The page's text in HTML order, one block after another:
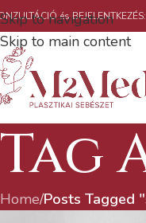
Skip to navigation
Skip to main content
és
Tag
Home/Posts Tagged